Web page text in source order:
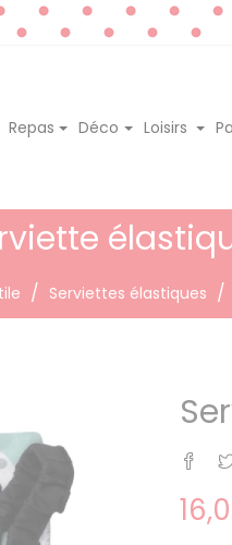
Repas Déco Loisirs
Serviettes élastiques